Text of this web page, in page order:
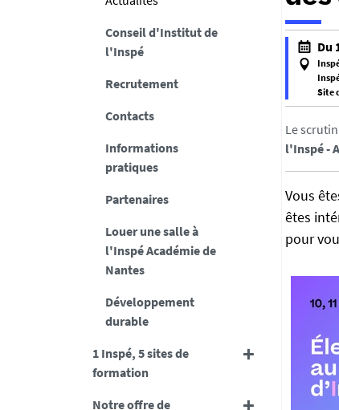
Conseil d'Institut de
l'Inspé
Recrutement
Contacts
Informations
pratiques
Partenaires
Louer une salle à
l'Inspé Académie de
Nantes
Développement
durable
1 Inspé, 5 sites de
formation
Notre offre de
h
p
:
/
/
i
n
p
Du
Site
f
a
l
f
a
l
Le
l'Inspé -
Vous
êtes
pour